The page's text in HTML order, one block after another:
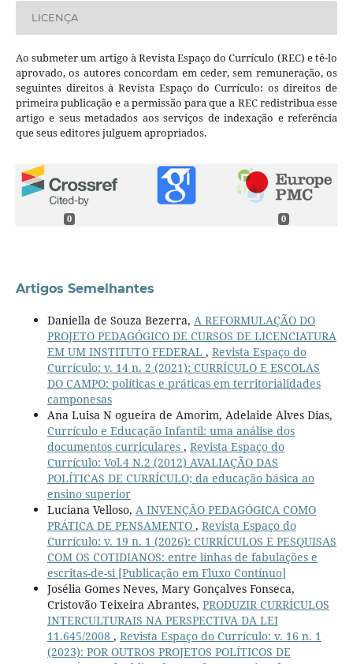
LICENÇA
Ao submeter um artigo à Revista Espaço do Currículo (REC) e tê-lo
aprovado, os autores concordam em ceder, sem remuneração, os
seguintes direitos à Revista Espaço do Currículo: os direitos de
primeira publicação e a permissão para que a REC redistribua esse
artigo e seus metadados aos serviços de indexação e referência
que seus editores julguem apropriados.
0 0
Artigos Semelhantes
Daniella de Souza Bezerra, A REFORMULAÇÃO DO
PROJETO PEDAGÓGICO DE CURSOS DE LICENCIATURA
EM UM INSTITUTO FEDERAL , Revista Espaço do
Currículo: v. 14 n. 2 (2021): CURRÍCULO E ESCOLAS
DO CAMPO: políticas e práticas em territorialidades
camponesas
Ana Luisa N ogueira de Amorim, Adelaide Alves Dias,
Currículo e Educação Infantil: uma análise dos
documentos curriculares , Revista Espaço do
Currículo: Vol.4 N.2 (2012) AVALIAÇÃO DAS
POLÍTICAS DE CURRÍCULO; da educação básica ao
ensino superior
Luciana Velloso, A INVENÇÃO PEDAGÓGICA COMO
PRÁTICA DE PENSAMENTO , Revista Espaço do
Currículo: v. 19 n. 1 (2026): CURRÍCULOS E PESQUISAS
COM OS COTIDIANOS: entre linhas de fabulações e
escritas-de-si [Publicação em Fluxo Contínuo]
Josélia Gomes Neves, Mary Gonçalves Fonseca,
Cristovão Teixeira Abrantes, PRODUZIR CURRÍCULOS
INTERCULTURAIS NA PERSPECTIVA DA LEI
11.645/2008 , Revista Espaço do Currículo: v. 16 n. 1
(2023): POR OUTROS PROJETOS POLÍTICOS DE